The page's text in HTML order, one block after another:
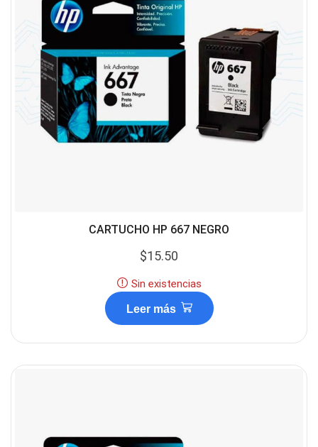
CARTUCHO HP 667 NEGRO
$15.50
Sin existencias
Leer más